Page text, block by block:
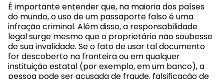
É importante entender que, na maioria dos países
do mundo, o uso de um passaporte falso é uma
infração criminal. Além disso, a responsabilidade
legal surge mesmo que o proprietário não soubesse
de sua invalidade. Se o fato de usar tal documento
for descoberto na fronteira ou em qualquer
instituição estatal (por exemplo, em um banco), a
pessoa pode ser acusada de fraude, falsificação de